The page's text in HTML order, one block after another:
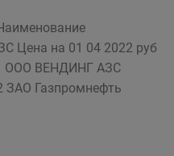
Цена на 01 04 2022 руб
ООО ВЕНДИНГ АЗС
ЗАО Газпромнефть